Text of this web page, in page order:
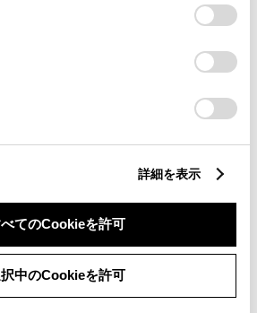
クッキー)が保存されることに同
。Cookie(クッキー)のオプトアウト、
回したりするにあたっては、当社の
情報の取り扱いについて
」をご覧くだ
詳細を表示
てのCookieを許可
中のCookieを許可